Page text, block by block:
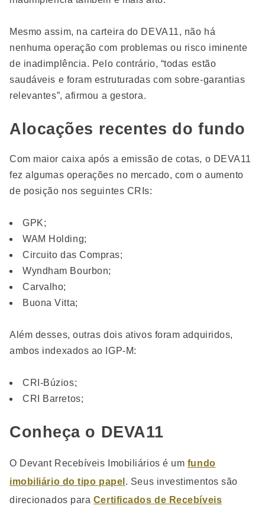
Mesmo assim, na carteira do DEVA11, não há
nenhuma operação com problemas ou risco iminente
de inadimplência. Pelo contrário, “todas estão
saudáveis e foram estruturadas com sobre-garantias
relevantes”, afirmou a gestora.
Alocações recentes do fundo
Com maior caixa após a emissão de cotas, o DEVA11
fez algumas operações no mercado, com o aumento
de posição nos seguintes CRIs:
GPK;
WAM Holding;
Circuito das Compras;
Wyndham Bourbon;
Carvalho;
Buona Vitta;
Além desses, outras dois ativos foram adquiridos,
ambos indexados ao IGP-M:
CRI-Búzios;
CRI Barretos;
Conheça o DEVA11
O Devant Recebíveis Imobiliários é um fundo
imobiliário do tipo papel . Seus investimentos são
direcionados para Certificados de Recebíveis